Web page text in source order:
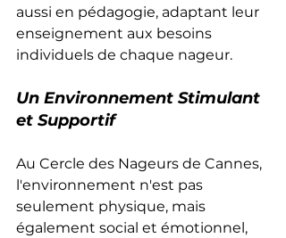
aussi en pédagogie, adaptant leur
enseignement aux besoins
individuels de chaque nageur.
Un Environnement Stimulant
et Supportif
Au Cercle des Nageurs de Cannes,
l'environnement n'est pas
seulement physique, mais
également social et émotionnel,